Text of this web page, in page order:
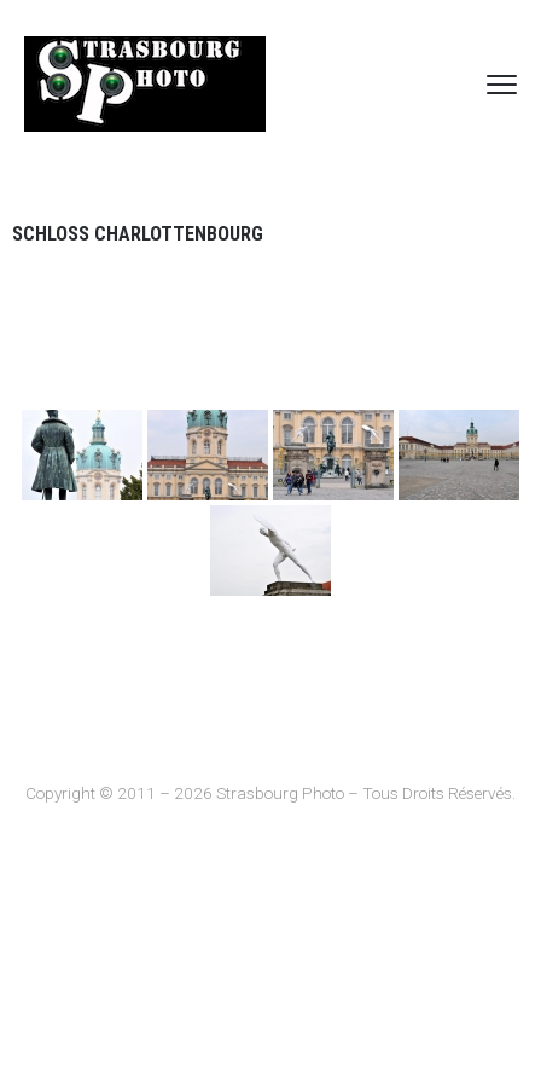
SCHLOSS CHARLOTTENBOURG
Copyright © 2011 – 2026 Strasbourg Photo – Tous Droits Réservés.